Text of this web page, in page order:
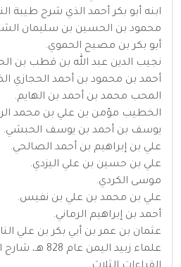
ابنه أبو بكر أحمد الذي شرح طيبة
محمود بن الحسين بن سليمان
أبو بكر بن مصبح الحموي.
نجيب الدين عبد الله بن قطب بن
أحمد بن محمود بن أحمد الحجازي
المحب محمد بن أحمد بن الهايم.
الخطيب مؤمن بن علي بن محمد
يوسف بن أحمد بن يوسف الحبشي.
علي بن إبراهيم بن أحمد الصالحي.
علي بن حسين بن علي اليزدي.
موسى الكردي.
علي بن محمد بن علي بن نفيس.
أحمد بن إبراهيم الرماني.
عثمان بن عمر بن أبي بكر بن علي
علماء زبيد اليمن